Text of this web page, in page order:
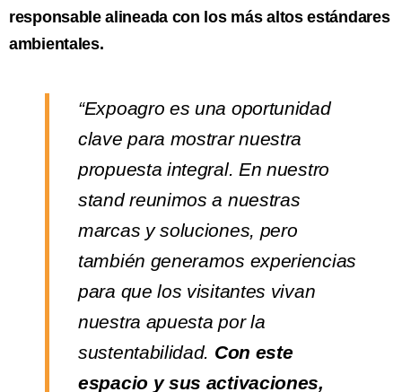
responsable alineada con los más altos estándares
ambientales.
“Expoagro es una oportunidad
clave para mostrar nuestra
propuesta integral. En nuestro
stand reunimos a nuestras
marcas y soluciones, pero
también generamos experiencias
para que los visitantes vivan
nuestra apuesta por la
sustentabilidad. Con este
espacio y sus activaciones,